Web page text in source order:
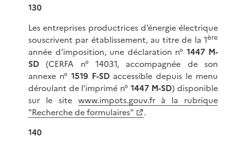
130
Les entreprises productrices d’énergie électrique
souscrivent par établissement, au titre de la 1ère
année d’imposition, une déclaration n° 1447 M-
SD (CERFA n° 14031, accompagnée de son
annexe n° 1519 F-SD accessible depuis le menu
déroulant de l'imprimé n° 1447 M-SD) disponible
sur le site www.impots.gouv.fr à la rubrique
"Recherche de formulaires"
.
140